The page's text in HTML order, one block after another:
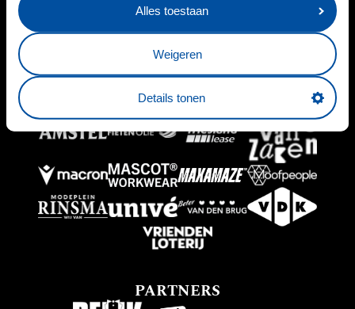
Alles toestaan
Weigeren
Details tonen
HOOFDSPONSOR
BUSINESSPARTNERS
PARTNERS